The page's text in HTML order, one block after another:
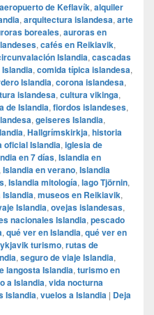
aeropuerto de Keflavík, alquiler
, arquitectura islandesa, arte
boreales, auroras en
, cafés en Reikiavik,
Islandia, cascadas
, comida típica islandesa,
Islandia, corona islandesa,
islandesa, cultura vikinga,
de Islandia, fiordos islandeses,
, geiseres Islandia,
, Hallgrímskirkja, historia
oficial Islandia, iglesia de
en 7 días, Islandia en
Islandia en verano, Islandia
, Islandia mitología, lago Tjörnin,
Islandia, museos en Reikiavik,
Islandia, ovejas islandesas,
nacionales Islandia, pescado
, qué ver en Islandia, qué ver en
turismo, rutas de
, seguro de viaje Islandia,
langosta Islandia, turismo en
a Islandia, vida nocturna
Islandia, vuelos a Islandia | Deja